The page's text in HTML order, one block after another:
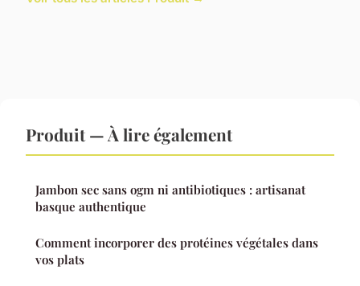
Produit — À lire également
Jambon sec sans ogm ni antibiotiques : artisanat
basque authentique
Comment incorporer des protéines végétales dans
vos plats